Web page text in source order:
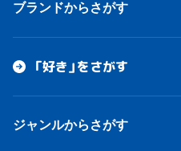
ブランドからさがす
「好き」をさがす
ジャンルからさがす